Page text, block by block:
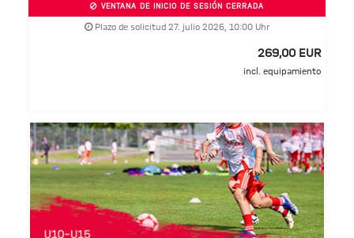
VENTANA DE INICIO DE SESIÓN CERRADA
Plazo de solicitud 27. julio 2026, 10:00 Uhr
269,00 EUR
incl. equipamiento